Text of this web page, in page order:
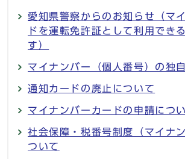
愛知県警察からのお知らせ（マ
ドを運転免許証として利用でき
す）
マイナンバー（個人番号）の独
通知カードの廃止について
マイナンバーカードの申請につ
社会保障・税番号制度（マイナ
ついて